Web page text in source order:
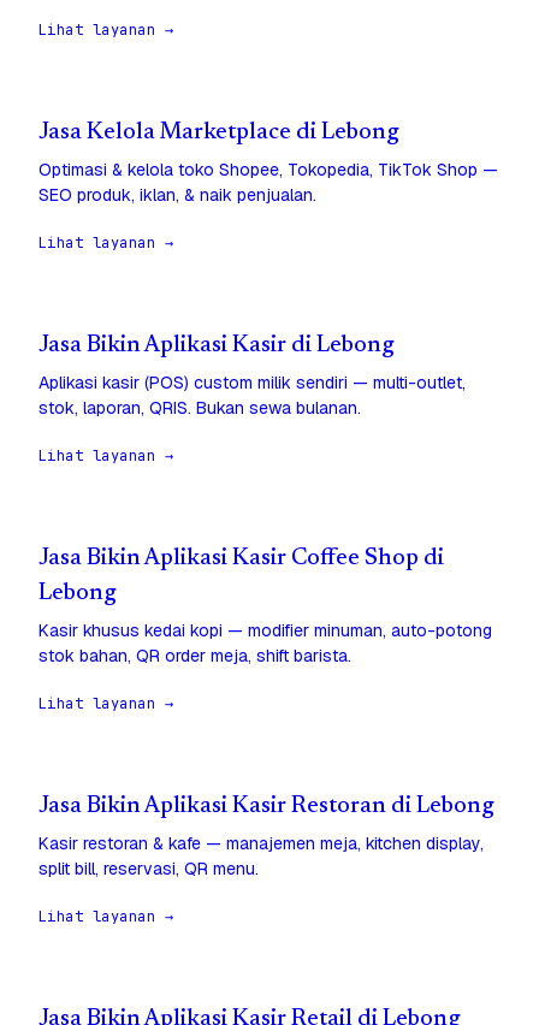
Lihat layanan →
Jasa Kelola Marketplace di Lebong
Optimasi & kelola toko Shopee, Tokopedia, TikTok Shop —
SEO produk, iklan, & naik penjualan.
Lihat layanan →
Jasa Bikin Aplikasi Kasir di Lebong
Aplikasi kasir (POS) custom milik sendiri — multi-outlet,
stok, laporan, QRIS. Bukan sewa bulanan.
Lihat layanan →
Jasa Bikin Aplikasi Kasir Coffee Shop di
Lebong
Kasir khusus kedai kopi — modifier minuman, auto-potong
stok bahan, QR order meja, shift barista.
Lihat layanan →
Jasa Bikin Aplikasi Kasir Restoran di Lebong
Kasir restoran & kafe — manajemen meja, kitchen display,
split bill, reservasi, QR menu.
Lihat layanan →
Jasa Bikin Aplikasi Kasir Retail di Lebong